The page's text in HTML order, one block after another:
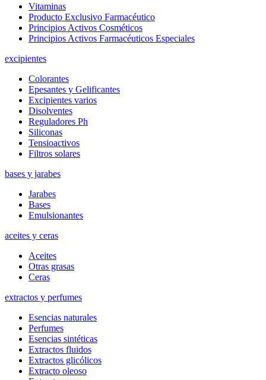
Vitaminas
Producto Exclusivo Farmacéutico
Principios Activos Cosméticos
Principios Activos Farmacéuticos Especiales
excipientes
Colorantes
Epesantes y Gelificantes
Excipientes varios
Disolventes
Reguladores Ph
Siliconas
Tensioactivos
Filtros solares
bases y jarabes
Jarabes
Bases
Emulsionantes
aceites y ceras
Aceites
Otras grasas
Ceras
extractos y perfumes
Esencias naturales
Perfumes
Esencias sintéticas
Extractos fluidos
Extractos glicólicos
Extracto oleoso